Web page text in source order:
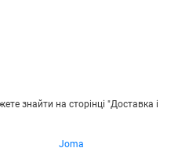
знайти на сторінці "Доставка і
Joma